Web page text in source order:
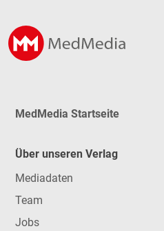
MedMedia Startseite
Über unseren Verlag
Mediadaten
Team
Jobs